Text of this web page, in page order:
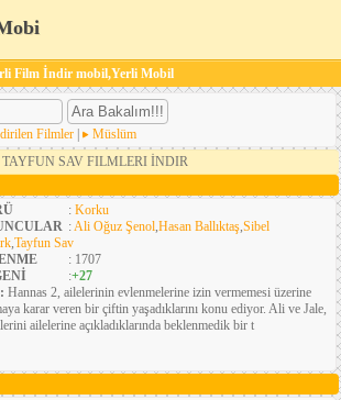
Film İndir mobil,Yerli Mobil
Filmler
Müslüm
TAYFUN SAV FILMLERI İNDIR
: Korku
:Ali Oğuz Şenol,Hasan Ballıktaş,Sibel
,Tayfun Sav
: 1707
:+27
Hannas 2, ailelerinin evlenmelerine izin vermemesi üzerine
karar veren bir çiftin yaşadıklarını konu ediyor. Ali ve Jale,
ailelerine açıkladıklarında beklenmedik bir t